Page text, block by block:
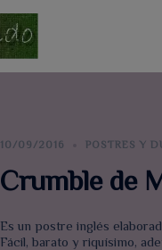
10/09/2016 POSTRES Y
Crumble de
Es un postre inglés
Fácil, barato y riquísimo,